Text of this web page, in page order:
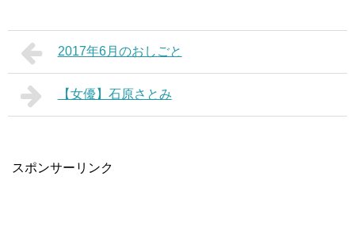
2017年6月のおしごと
【女優】石原さとみ
スポンサーリンク